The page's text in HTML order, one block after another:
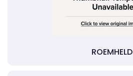
ROEMHELD